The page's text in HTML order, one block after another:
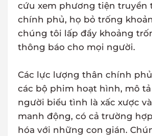
cứu xem phương tiện truyền
chính phủ, họ bỏ trống
chúng tôi lấp đầy khoảng
thông báo cho mọi người.
Các lực lượng thân chính
các bộ phim hoạt hình, mô
người biểu tình là xấc xược
manh động, có cả trường
hóa với những con gián.